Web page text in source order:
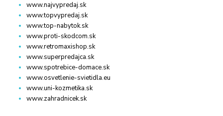
www.najvypredaj.sk
www.topvypredaj.sk
www.top-nabytok.sk
www.proti-skodcom.sk
www.retromaxishop.sk
www.superpredajca.sk
www.spotrebice-domace.sk
www.osvetlenie-svietidla.eu
www.uni-kozmetika.sk
www.zahradnicek.sk